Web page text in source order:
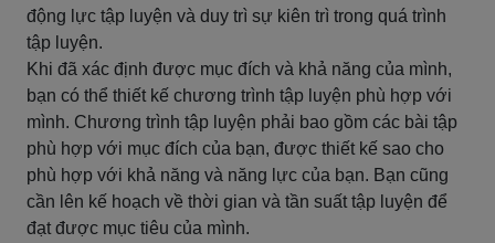
động lực tập luyện và duy trì sự kiên trì trong quá trình
tập luyện.
Khi đã xác định được mục đích và khả năng của mình,
bạn có thể thiết kế chương trình tập luyện phù hợp với
mình. Chương trình tập luyện phải bao gồm các bài tập
phù hợp với mục đích của bạn, được thiết kế sao cho
phù hợp với khả năng và năng lực của bạn. Bạn cũng
cần lên kế hoạch về thời gian và tần suất tập luyện để
đạt được mục tiêu của mình.